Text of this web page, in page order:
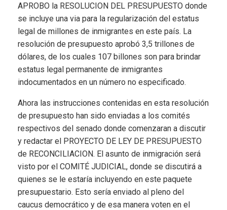
APROBO la RESOLUCION DEL PRESUPUESTO donde
se incluye una via para la regularización del estatus
legal de millones de inmigrantes en este país. La
resolución de presupuesto aprobó 3,5 trillones de
dólares, de los cuales 107 billones son para brindar
estatus legal permanente de inmigrantes
indocumentados en un número no especificado.
Ahora las instrucciones contenidas en esta resolución
de presupuesto han sido enviadas a los comités
respectivos del senado donde comenzaran a discutir
y redactar el PROYECTO DE LEY DE PRESUPUESTO
de RECONCILIACION. El asunto de inmigración será
visto por el COMITÉ JUDICIAL, donde se discutirá a
quienes se le estaría incluyendo en este paquete
presupuestario. Esto sería enviado al pleno del
caucus democrático y de esa manera voten en el